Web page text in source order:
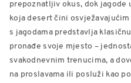
prepoznatljiv okus, dok jagode
koja desert čini
s jagodama predstavlja
pronađe svoje mjesto –
svakodnevnim trenucima, a
na proslavama ili posluži kao